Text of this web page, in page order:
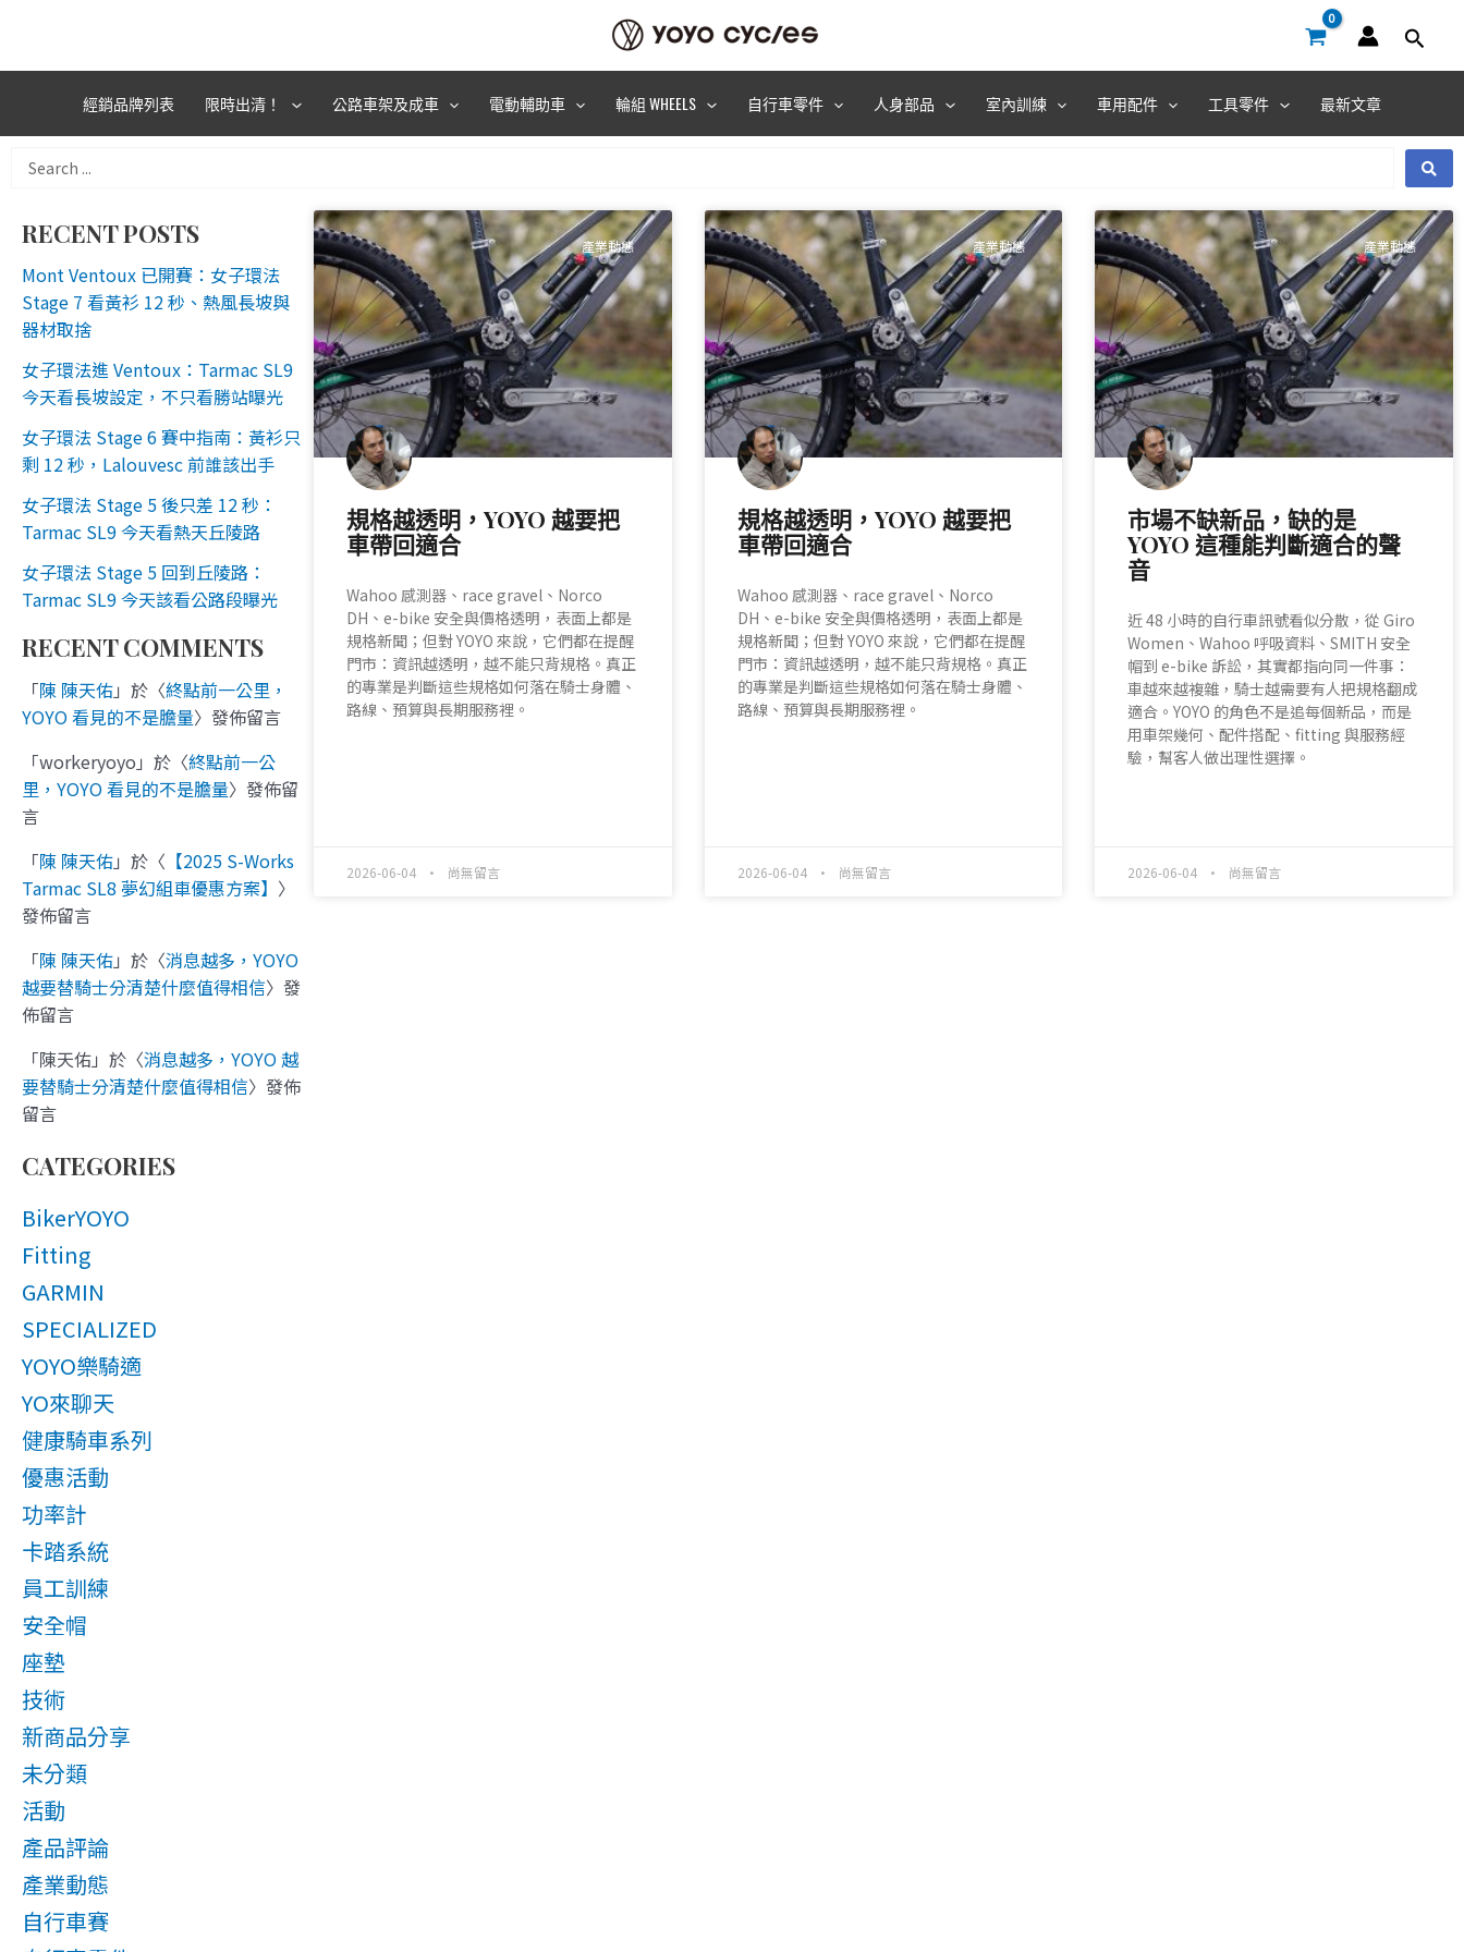
主
經銷品牌列表 限時出清！ 公路車架及成車 電動輔助車 輪組 WHEELS 自行車零件 人身部品 室內訓練 車用配件 工具零件 最新文章
Search
RECENT POSTS
Mont Ventoux 已開賽：女子環法
Stage 7 看黃衫 12 秒、熱風長坡與
器材取捨
女子環法進 Ventoux：Tarmac SL9
今天看長坡設定，不只看勝站曝光
女子環法 Stage 6 賽中指南：黃衫只
剩 12 秒，Lalouvesc 前誰該出手
女子環法 Stage 5 後只差 12 秒：
Tarmac SL9 今天看熱天丘陵路
女子環法 Stage 5 回到丘陵路：
Tarmac SL9 今天該看公路段曝光
RECENT COMMENTS
「陳 陳天佑」於〈終點前一公里，
YOYO 看見的不是膽量〉發佈留言
「workeryoyo 」於〈終點前一公
里，YOYO 看見的不是膽量〉發佈留
言
「陳 陳天佑」於〈 【2025 S-Works
Tarmac SL8 夢幻組車優惠方案】 〉
發佈留言
「陳 陳天佑」於〈消息越多，YOYO
越要替騎士分清楚什麼值得相信〉發
佈留言
「陳天佑」於〈消息越多，YOYO 越
要替騎士分清楚什麼值得相信〉發佈
留言
CATEGORIES
BikerYOYO
Fitting
GARMIN
SPECIALIZED
YOYO樂騎適
YO來聊天
健康騎車系列
優惠活動
功率計
卡踏系統
員工訓練
安全帽
座墊
技術
新商品分享
未分類
活動
產品評論
產業動態
自行車賽
產業動態
規格越透明，YOYO 越要把
車帶回適合
Wahoo 感測器、race gravel、Norco
DH、e-bike 安全與價格透明，表面上都是
規格新聞；但對 YOYO 來說，它們都在提醒
門市：資訊越透明，越不能只背規格。真正
的專業是判斷這些規格如何落在騎士身體、
路線、預算與長期服務裡。
2026-06-04 尚無留言
產業動態
規格越透明，YOYO 越要把
車帶回適合
Wahoo 感測器、race gravel、Norco
DH、e-bike 安全與價格透明，表面上都是
規格新聞；但對 YOYO 來說，它們都在提醒
門市：資訊越透明，越不能只背規格。真正
的專業是判斷這些規格如何落在騎士身體、
路線、預算與長期服務裡。
2026-06-04 尚無留言
產業動態
市場不缺新品，缺的是
YOYO 這種能判斷適合的聲
音
近 48 小時的自行車訊號看似分散，從 Giro
Women、Wahoo 呼吸資料、SMITH 安全
帽到 e-bike 訴訟，其實都指向同一件事：
車越來越複雜，騎士越需要有人把規格翻成
適合。YOYO 的角色不是追每個新品，而是
用車架幾何、配件搭配、fitting 與服務經
驗，幫客人做出理性選擇。
2026-06-04 尚無留言